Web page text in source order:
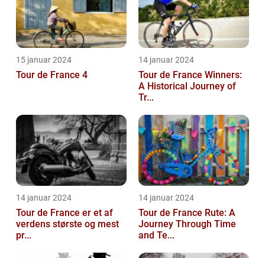
15 januar 2024
Tour de France 4
14 januar 2024
Tour de France Winners:
A Historical Journey of
Tr...
14 januar 2024
Tour de France er et af
verdens største og mest
pr...
14 januar 2024
Tour de France Rute: A
Journey Through Time
and Te...